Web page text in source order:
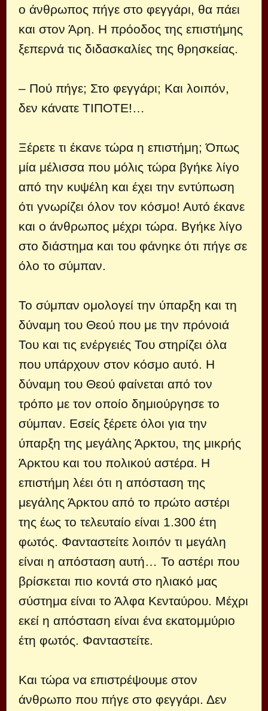
ο άνθρωπος πήγε στο φεγγάρι, θα πάει
και στον Άρη. Η πρόοδος της επιστήμης
ξεπερνά τις διδασκαλίες της θρησκείας.
– Πού πήγε; Στο φεγγάρι; Και λοιπόν,
δεν κάνατε ΤIΠΟΤΕ!…
Ξέρετε τι έκανε τώρα η επιστήμη; Όπως
μία μέλισσα που μόλις τώρα βγήκε λίγο
από την κυψέλη και έχει την εντύπωση
ότι γνωρίζει όλον τον κόσμο! Αυτό έκανε
και ο άνθρωπος μέχρι τώρα. Βγήκε λίγο
στο διάστημα και του φάνηκε ότι πήγε σε
όλο το σύμπαν.
Το σύμπαν ομολογεί την ύπαρξη και τη
δύναμη του Θεού που με την πρόνοιά
Του και τις ενέργειές Του στηρίζει όλα
που υπάρχουν στον κόσμο αυτό. Η
δύναμη του Θεού φαίνεται από τον
τρόπο με τον οποίο δημιούργησε το
σύμπαν. Εσείς ξέρετε όλοι για την
ύπαρξη της μεγάλης Άρκτου, της μικρής
Άρκτου και του πολικού αστέρα. Η
επιστήμη λέει ότι η απόσταση της
μεγάλης Άρκτου από το πρώτο αστέρι
της έως το τελευταίο είναι 1.300 έτη
φωτός. Φανταστείτε λοιπόν τι μεγάλη
είναι η απόσταση αυτή… Το αστέρι που
βρίσκεται πιο κοντά στο ηλιακό μας
σύστημα είναι το Άλφα Κενταύρου. Μέχρι
εκεί η απόσταση είναι ένα εκατομμύριο
έτη φωτός. Φανταστείτε.
Και τώρα να επιστρέψουμε στον
άνθρωπο που πήγε στο φεγγάρι. Δεν